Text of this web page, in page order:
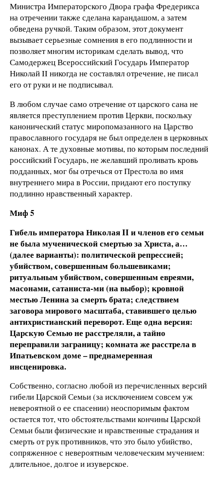
Министра Императорского Двора графа Фредерикса
на отречении также сделана карандашом, а затем
обведена ручкой. Таким образом, этот документ
вызывает серьезные сомнения в его подлинности и
позволяет многим историкам сделать вывод, что
Самодержец Всероссийский Государь Император
Николай II никогда не составлял отречение, не писал
его от руки и не подписывал.
В любом случае само отречение от царского сана не
является преступлением против Церкви, поскольку
канонический статус миропомазанного на Царство
православного государя не был определен в церковных
канонах. А те духовные мотивы, по которым последний
российский Государь, не желавший проливать кровь
подданных, мог бы отречься от Престола во имя
внутреннего мира в России, придают его поступку
подлинно нравственный характер.
Миф 5
Гибель императора Николая II и членов его семьи
не была мученической смертью за Христа, а…
(далее варианты): политической репрессией;
убийством, совершенным большевиками;
ритуальным убийством, совершенным евреями,
масонами, сатаниста-ми (на выбор); кровной
местью Ленина за смерть брата; следствием
заговора мирового масштаба, ставившего целью
антихристианский переворот. Еще одна версия:
Царскую Семью не расстреляли, а тайно
переправили заграницу; комната же расстрела в
Ипатьевском доме – преднамеренная
инсценировка.
Собственно, согласно любой из перечисленных версий
гибели Царской Семьи (за исключением совсем уж
невероятной о ее спасении) неоспоримым фактом
остается тот, что обстоятельствами кончины Царской
Семьи были физические и нравственные страдания и
смерть от рук противников, что это было убийство,
сопряженное с невероятным человеческим мучением:
длительное, долгое и изуверское.